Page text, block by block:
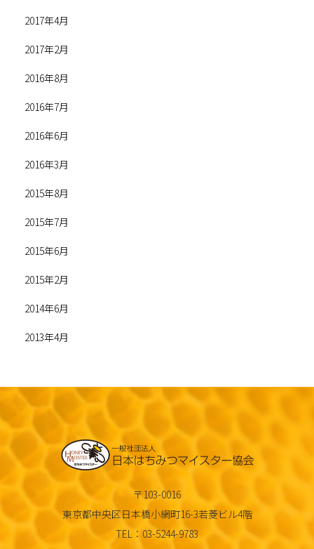
2017年4月
2017年2月
2016年8月
2016年7月
2016年6月
2016年3月
2015年8月
2015年7月
2015年6月
2015年2月
2014年6月
2013年4月
〒103-0016
東京都中央区日本橋小網町16-3若菱ビル4階
TEL：03-5244-9783